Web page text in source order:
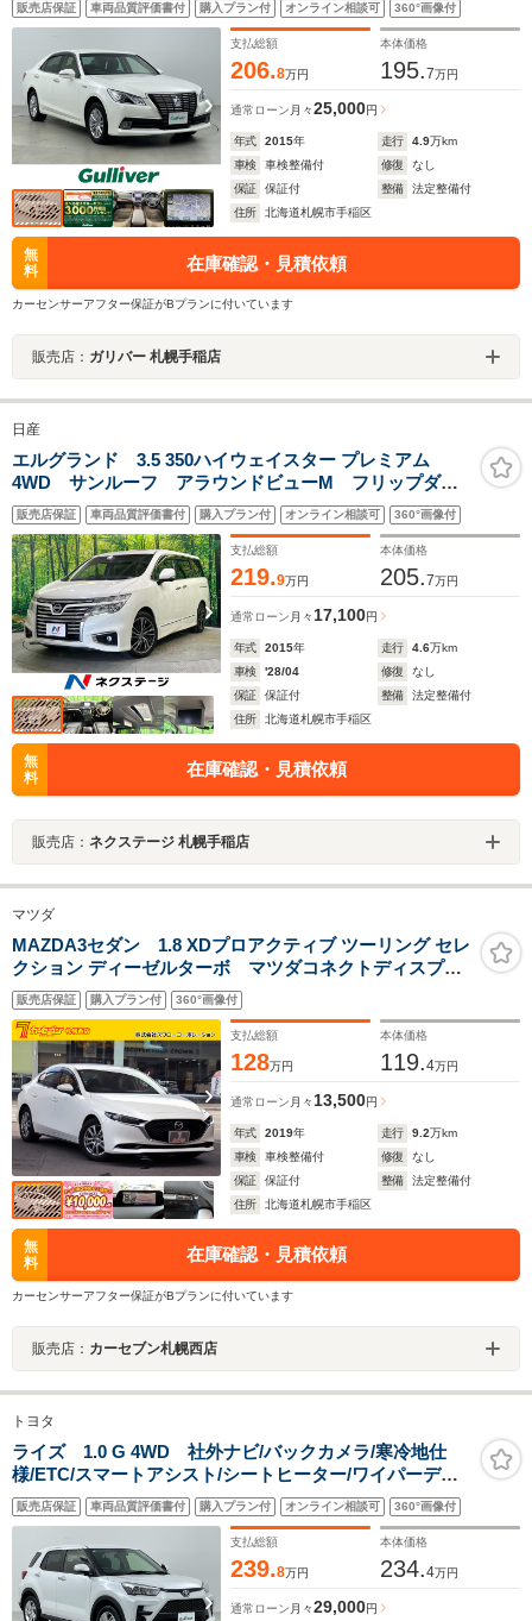
リングスイッチ/パワーシート/ミラーヒーター/衝突被害軽
販売店保証 車両品質評価書付 購入プラン付 オンライン相談可 360°画像付
支払総額
206.8万円
本体価格
195.7万円
通常ローン 月々25,000円
年式 2015年 走行 4.9万km
車検
車検整備付 修復
なし
保証
保証付 整備
法定整備付
住所
北海道札幌市手稲区
無
料
在庫確認・見積依頼
カーセンサーアフター保証がBプランに付いています
販売店： ガリバー 札幌手稲店
日産
エルグランド 3.5 350ハイウェイスター プレミアム
4WD サンルーフ アラウンドビューM フリップダウ
ンモニター メーカーナビ 両側パワースライドドア
パワーバックドア 衝突軽減装置 レーダークルーズ
パワーシート シートヒーター ETC
販売店保証 車両品質評価書付 購入プラン付 オンライン相談可 360°画像付
支払総額
219.9万円
本体価格
205.7万円
通常ローン 月々 17,100円
年式 2015年 走行 4.6万km
車検
'28/04 修復
なし
保証
保証付 整備
法定整備付
住所
北海道札幌市手稲区
無
料
在庫確認・見積依頼
販売店： ネクステージ 札幌手稲店
マツダ
MAZDA3セダン 1.8 XDプロアクティブ ツーリング セレ
クション ディーゼルターボ マツダコネクトディスプレ
イ 360度カメラ クルージングトラフィックサポート
TV/CD/DVD パワーシート&ヒーター スマートブレー
キサポート ドライバーモニタリング アダプディブ
LED ステアリングヒーター
販売店保証 購入プラン付 360°画像付
支払総額
128万円
本体価格
119.4万円
通常ローン 月々 13,500円
年式 2019年 走行 9.2万km
車検
車検整備付 修復
なし
保証
保証付 整備
法定整備付
住所
北海道札幌市手稲区
無
料
在庫確認・見積依頼
カーセンサーアフター保証がBプランに付いています
販売店： カーセブン札幌西店
トヨタ
ライズ 1.0 G 4WD 社外ナビ/バックカメラ/寒冷地仕
様/ETC/スマートアシスト/シートヒーター/ワイパーデア
イサー/LEDヘッドライト/オートライト/ステアリングスイ
ッチ/アイドリングストップ/スマートキー
販売店保証 車両品質評価書付 購入プラン付 オンライン相談可 360°画像付
支払総額
239.8万円
本体価格
234.4万円
通常ローン 月々29,000円